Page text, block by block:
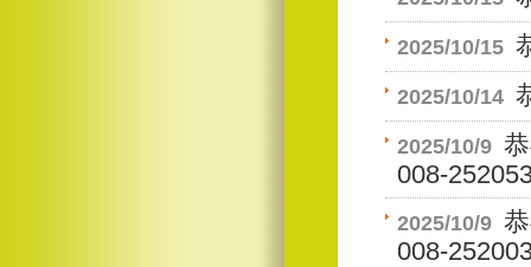
2025/10/15
2025/10/14
2025/10/9
008-
2025/10/9
008-